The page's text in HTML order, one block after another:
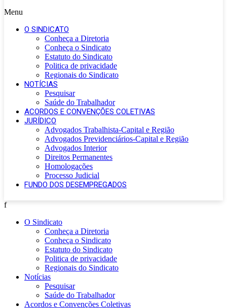
Menu
O SINDICATO
Conheça a Diretoria
Conheça o Sindicato
Estatuto do Sindicato
Politica de privacidade
Regionais do Sindicato
NOTÍCIAS
Pesquisar
Saúde do Trabalhador
ACORDOS E CONVENÇÕES COLETIVAS
JURÍDICO
Advogados Trabalhista-Capital e Região
Advogados Previdenciários-Capital e Região
Advogados Interior
Direitos Permanentes
Homologações
Processo Judicial
FUNDO DOS DESEMPREGADOS
f
O Sindicato
Conheça a Diretoria
Conheça o Sindicato
Estatuto do Sindicato
Politica de privacidade
Regionais do Sindicato
Notícias
Pesquisar
Saúde do Trabalhador
Acordos e Convenções Coletivas